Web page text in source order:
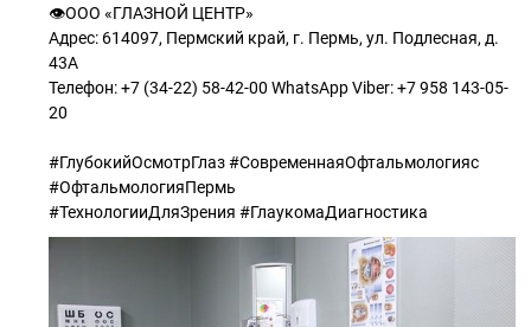
👁ООО «ГЛАЗНОЙ ЦЕНТР»
Адрес: 614097, Пермский край, г. Пермь, ул. Подлесная, д.
43А
Телефон: +7 (34-22) 58-42-00 WhatsApp Viber: +7 958 143-05-
20
#ГлубокийОсмотрГлаз #СовременнаяОфтальмологияс
#ОфтальмологияПермь
#ТехнологииДляЗрения #ГлаукомаДиагностика